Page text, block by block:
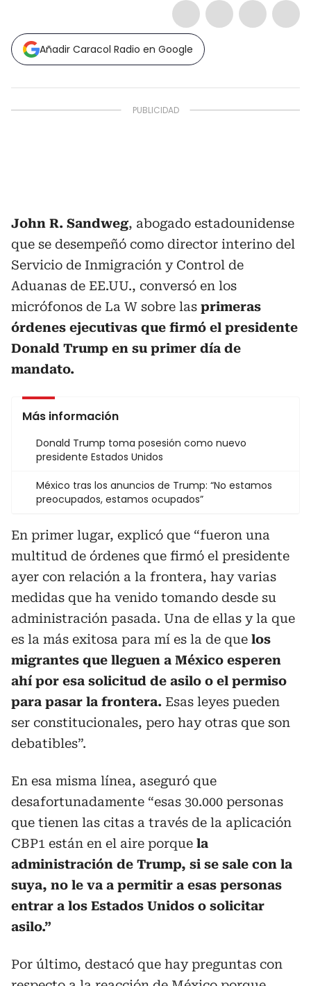
Añadir Caracol Radio en Google
John R. Sandweg, abogado estadounidense
que se desempeñó como director interino del
Servicio de Inmigración y Control de
Aduanas de EE.UU., conversó en los
micrófonos de La W sobre las primeras
órdenes ejecutivas que firmó el presidente
Donald Trump en su primer día de
mandato.
Más información
Donald Trump toma posesión como nuevo
presidente Estados Unidos
México tras los anuncios de Trump: “No estamos
preocupados, estamos ocupados”
En primer lugar, explicó que “fueron una
multitud de órdenes que firmó el presidente
ayer con relación a la frontera, hay varias
medidas que ha venido tomando desde su
administración pasada. Una de ellas y la que
es la más exitosa para mí es la de que los
migrantes que lleguen a México esperen
ahí por esa solicitud de asilo o el permiso
para pasar la frontera. Esas leyes pueden
ser constitucionales, pero hay otras que son
debatibles”.
En esa misma línea, aseguró que
desafortunadamente “esas 30.000 personas
que tienen las citas a través de la aplicación
CBP1 están en el aire porque la
administración de Trump, si se sale con la
suya, no le va a permitir a esas personas
entrar a los Estados Unidos o solicitar
asilo.”
Por último, destacó que hay preguntas con